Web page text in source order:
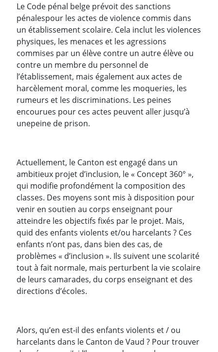
Le Code pénal belge prévoit des sanctions
pénalespour les actes de violence commis dans
un établissement scolaire. Cela inclut les violences
physiques, les menaces et les agressions
commises par un élève contre un autre élève ou
contre un membre du personnel de
l’établissement, mais également aux actes de
harcèlement moral, comme les moqueries, les
rumeurs et les discriminations. Les peines
encourues pour ces actes peuvent aller jusqu’à
unepeine de prison.
Actuellement, le Canton est engagé dans un
ambitieux projet d’inclusion, le « Concept 360° »,
qui modifie profondément la composition des
classes. Des moyens sont mis à disposition pour
venir en soutien au corps enseignant pour
atteindre les objectifs fixés par le projet. Mais,
quid des enfants violents et/ou harcelants ? Ces
enfants n’ont pas, dans bien des cas, de
problèmes « d’inclusion ». Ils suivent une scolarité
tout à fait normale, mais perturbent la vie scolaire
de leurs camarades, du corps enseignant et des
directions d’écoles.
Alors, qu’en est-il des enfants violents et / ou
harcelants dans le Canton de Vaud ? Pour trouver